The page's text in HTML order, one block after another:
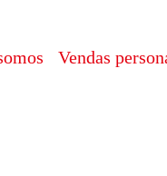
Vendas